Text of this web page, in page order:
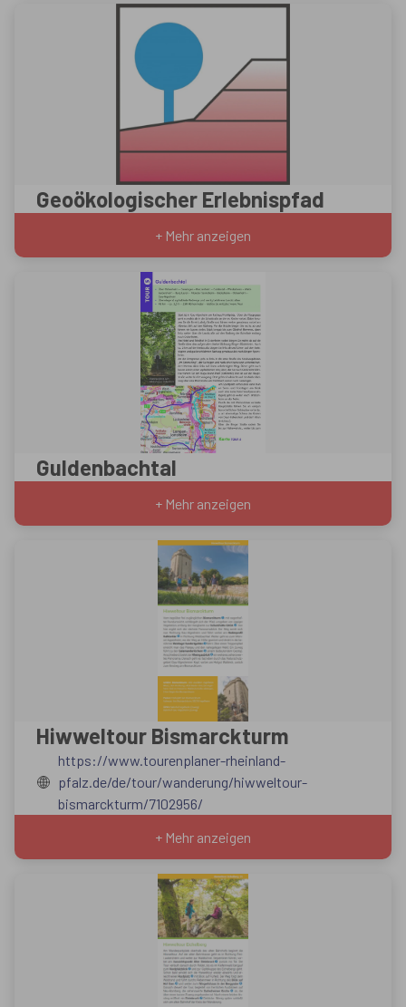
Geoökologischer Erlebnispfad
+ Mehr anzeigen
Guldenbachtal
+ Mehr anzeigen
Hiwweltour Bismarckturm
https://www.tourenplaner-rheinland-
pfalz.de/de/tour/wanderung/hiwweltour-
bismarckturm/7102956/
+ Mehr anzeigen